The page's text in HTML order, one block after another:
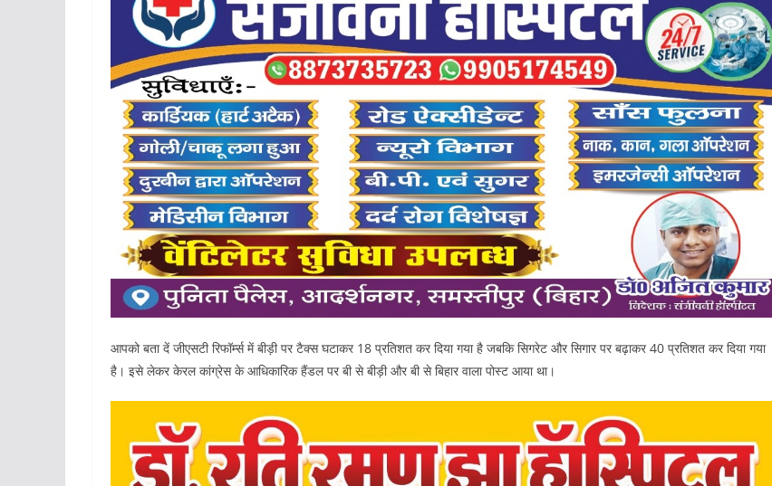
आपको बता दें जीएसटी रिफॉर्म्स में बीड़ी पर टैक्स घटाकर 18 प्रतिशत कर दिया गया है जबकि सिगरेट और सिगार पर बढ़ाकर 40 प्रतिशत कर दिया गया
है। इसे लेकर केरल कांग्रेस के आधिकारिक हैंडल पर बी से बीड़ी और बी से बिहार वाला पोस्ट आया था।